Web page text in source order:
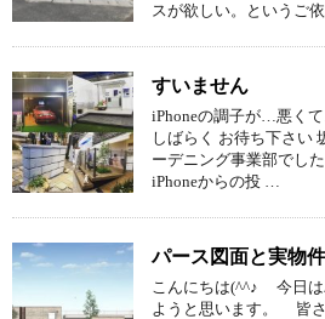
スが欲しい。というご
すいません
iPhoneの調子が…悪く
しばらく お待ち下さい
ーデニング事業部でし
iPhoneからの投 …
パース図面と実物件
こんにちは(^^♪ 今日は
ようと思います。 皆